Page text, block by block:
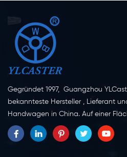
Gegründet 1997, Guangzhou
bekannteste Hersteller , Lieferant
Handwagen in China. Auf einer
Quadratmetern in der Stadt
Guangdong mit mehr als 20